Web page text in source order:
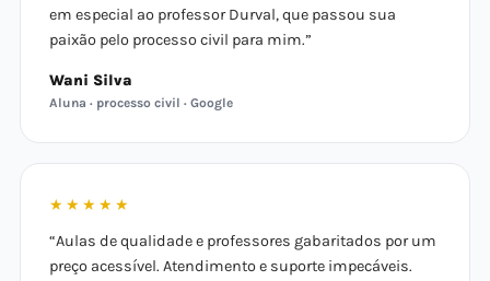
em especial ao professor Durval, que passou sua
paixão pelo processo civil para mim.”
Wani Silva
Aluna · processo civil · Google
★★★★★
“Aulas de qualidade e professores gabaritados por um
preço acessível. Atendimento e suporte impecáveis.